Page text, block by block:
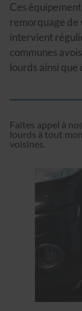
Ces
remorquage de
intervient
communes
lourds ainsi que
Faites appel à
lourds à tout
voisines.